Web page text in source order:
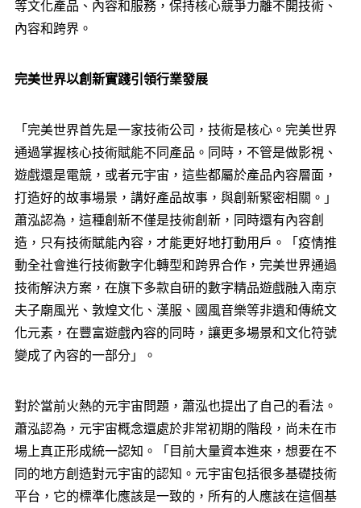
等文化產品、內容和服務，保持核心競爭力離不開技術、
內容和跨界。
完美世界以創新實踐引領行業發展
「完美世界首先是一家技術公司，技術是核心。完美世界
通過掌握核心技術賦能不同產品。同時，不管是做影視、
遊戲還是電競，或者元宇宙，這些都屬於產品內容層面，
打造好的故事場景，講好產品故事，與創新緊密相關。」
蕭泓認為，這種創新不僅是技術創新，同時還有內容創
造，只有技術賦能內容，才能更好地打動用戶。「疫情推
動全社會進行技術數字化轉型和跨界合作，完美世界通過
技術解決方案，在旗下多款自研的數字精品遊戲融入南京
夫子廟風光、敦煌文化、漢服、國風音樂等非遺和傳統文
化元素，在豐富遊戲內容的同時，讓更多場景和文化符號
變成了內容的一部分」。
對於當前火熱的元宇宙問題，蕭泓也提出了自己的看法。
蕭泓認為，元宇宙概念還處於非常初期的階段，尚未在市
場上真正形成統一認知。「目前大量資本進來，想要在不
同的地方創造對元宇宙的認知。元宇宙包括很多基礎技術
平台，它的標準化應該是一致的，所有的人應該在這個基